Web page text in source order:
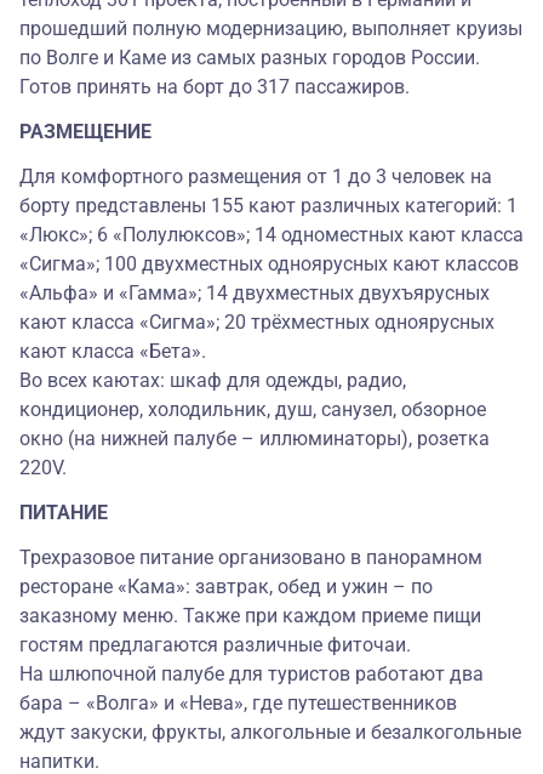
прошедший полную модернизацию, выполняет круизы
по Волге и Каме из самых разных городов России.
Готов принять на борт до 317 пассажиров.
РАЗМЕЩЕНИЕ
Для комфортного размещения от 1 до 3 человек на
борту представлены 155 кают различных категорий: 1
«Люкс»; 6 «Полулюксов»; 14 одноместных кают класса
«Сигма»; 100 двухместных одноярусных кают классов
«Альфа» и «Гамма»; 14 двухместных двухъярусных
кают класса «Сигма»; 20 трёхместных одноярусных
кают класса «Бета».
Во всех каютах: шкаф для одежды, радио,
кондиционер, холодильник, душ, санузел, обзорное
окно (на нижней палубе – иллюминаторы), розетка
220V.
ПИТАНИЕ
Трехразовое питание организовано в панорамном
ресторане «Кама»: завтрак, обед и ужин – по
заказному меню. Также при каждом приеме пищи
гостям предлагаются различные фиточаи.
На шлюпочной палубе для туристов работают два
бара – «Волга» и «Нева», где путешественников
ждут закуски, фрукты, алкогольные и безалкогольные
напитки.